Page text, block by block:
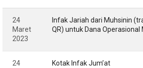
24
Maret
2023
Infak Jariah dari Muhsinin
QR) untuk Dana Operasional
24
Kotak Infak Jum’at